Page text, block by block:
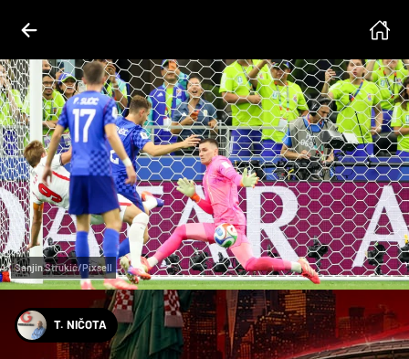
Sanjin Strukić/Pixsell
T. NIČOTA